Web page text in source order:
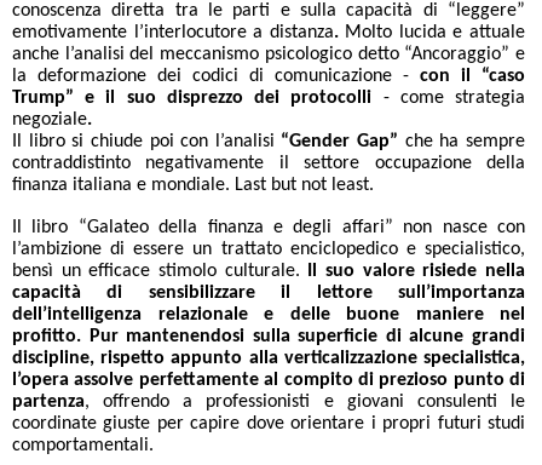
conoscenza diretta tra le parti e sulla capacità di “leggere”
emotivamente l’interlocutore a distanza. Molto lucida e attuale
anche l’analisi del meccanismo psicologico detto “Ancoraggio” e
la deformazione dei codici di comunicazione - con il “caso
Trump” e il suo disprezzo dei protocolli - come strategia
negoziale.
Il libro si chiude poi con l’analisi “Gender Gap” che ha sempre
contraddistinto negativamente il settore occupazione della
finanza italiana e mondiale. Last but not least.
Il libro “Galateo della finanza e degli affari” non nasce con
l’ambizione di essere un trattato enciclopedico e specialistico,
bensì un efficace stimolo culturale.
Il suo valore risiede nella
capacità di sensibilizzare il lettore sull’importanza
dell’intelligenza relazionale e delle buone maniere nel
profitto.
Pur mantenendosi sulla superficie di alcune grandi
discipline, rispetto appunto alla verticalizzazione specialistica,
l’opera assolve perfettamente al compito di prezioso punto di
partenza, offrendo a professionisti e giovani consulenti le
coordinate giuste per capire dove orientare i propri futuri studi
comportamentali.